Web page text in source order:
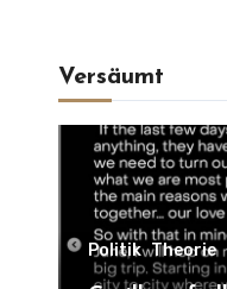
Versäumt
Politik Theorie